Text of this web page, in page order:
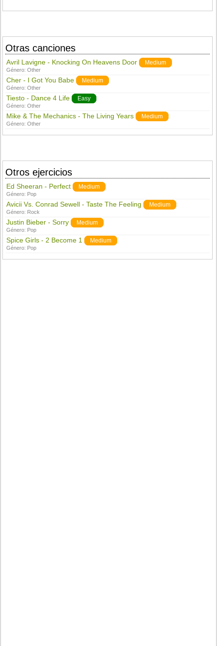
Otras canciones
Avril Lavigne - Knocking On Heavens Door Medium
Género:Other
Cher - I Got You Babe Medium
Género:Other
Tiesto - Dance 4 Life Easy
Género:Other
Mike & The Mechanics - The Living Years Medium
Género:Other
Otros ejercicios
Ed Sheeran - Perfect Medium
Género: Pop
Avicii Vs. Conrad Sewell - Taste The Feeling Medium
Género: Rock
Justin Bieber - Sorry Medium
Género: Pop
Spice Girls - 2 Become 1 Medium
Género: Pop